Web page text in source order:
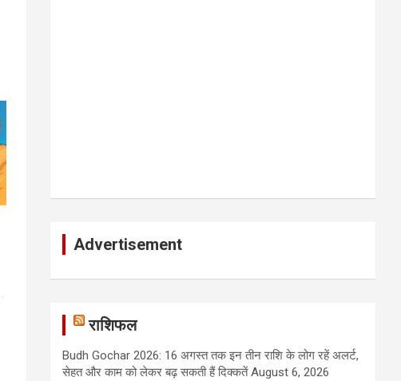
Advertisement
राशिफल
Budh Gochar 2026: 16 अगस्त तक इन तीन राशि के लोग रहें अलर्ट,
सेहत और काम को लेकर बढ़ सकती हैं दिक्कतें August 6, 2026